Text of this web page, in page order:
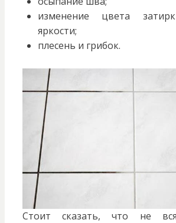
изменение цвета
яркости;
плесень и грибок.
Стоит сказать, что не